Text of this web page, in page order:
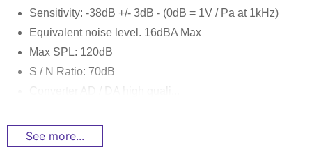
Sensitivity: -38dB +/- 3dB - (0dB = 1V / Pa at 1kHz)
Equivalent noise level. 16dBA Max
Max SPL: 120dB
S / N Ratio: 70dB
Converter AD / DA high quali...
See more...